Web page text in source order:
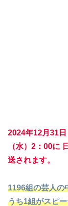
2024年12月31
（水）2：00に
送されます。
1196組の芸人の
うち1組がスピ